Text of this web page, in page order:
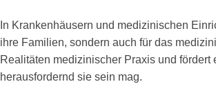
In Krankenhäusern und medizinischen
ihre Familien, sondern auch für das
Realitäten medizinischer Praxis und
herausfordernd sie sein mag.